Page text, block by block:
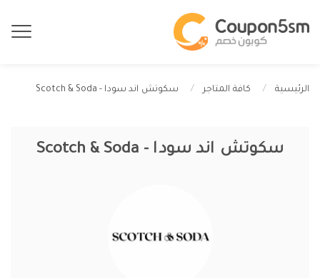
الرئيسية كافة المتاجر سكوتش اند سودا - Scotch & Soda
سكوتش اند سودا - Scotch & Soda